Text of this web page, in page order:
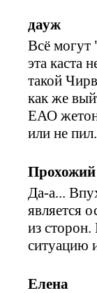
дауж
Всё могут
эта каста
такой
как же
ЕАО
или не пил.
Прохожий
Да-а...
является
из
ситуацию
Елена